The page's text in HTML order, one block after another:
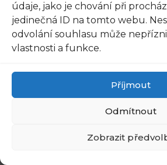
údaje, jako je chování při
jedinečná ID na tomto webu.
odvolání souhlasu může
vlastnosti a funkce.
Příjmout
Odmítnout
Zobrazit
opatřeny speciálním zámkem s
zamykání, který představuje
ochrany. Navíc, naše dveře
na vytápění.
a barev, které se budou skvěle
domovu. Zvolte si z našeho
a stylových dveří, které zlepší